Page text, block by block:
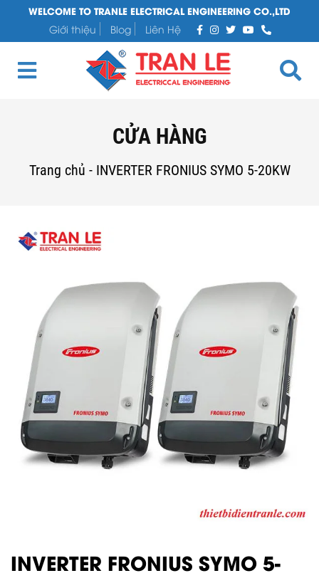
WELCOME TO TRANLE ELECTRICAL ENGINEERING CO.,LTD
Giới thiệu
Blog Liên Hệ
CỬA HÀNG
Trang chủ - INVERTER FRONIUS SYMO 5-20KW
INVERTER FRONIUS SYMO 5-